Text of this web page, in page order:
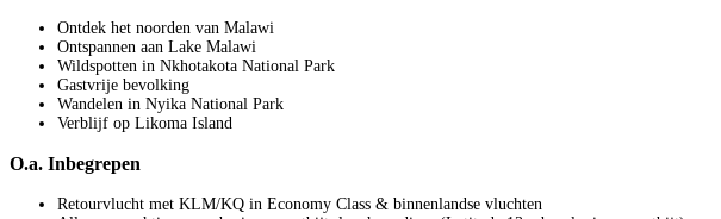
Ontdek het noorden van Malawi
Ontspannen aan Lake Malawi
Wildspotten in Nkhotakota National Park
Gastvrije bevolking
Wandelen in Nyika National Park
Verblijf op Likoma Island
O.a. Inbegrepen
Retourvlucht met KLM/KQ in Economy Class & binnenlandse vluchten